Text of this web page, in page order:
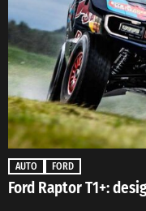
AUTO FORD
Ford Raptor T1+: